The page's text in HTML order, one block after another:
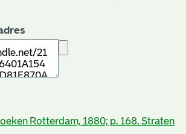
Rotterdam, 1880; p. 168. Straten